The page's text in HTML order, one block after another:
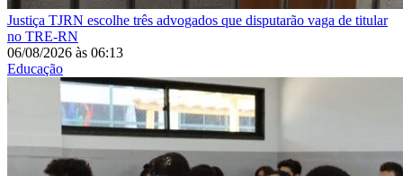
Justiça TJRN escolhe três advogados que disputarão vaga de titular
no TRE-RN
06/08/2026 às 06:13
Educação